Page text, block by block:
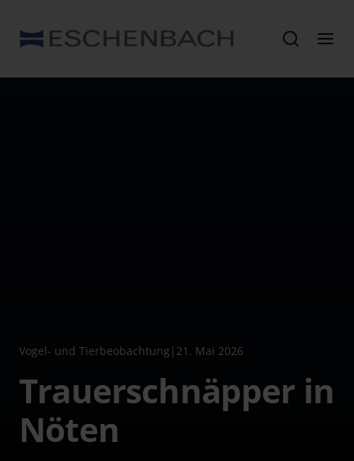
Vogel- und Tierbeobachtung | 21. Mai 2026
Trauerschnäpper in
Nöten